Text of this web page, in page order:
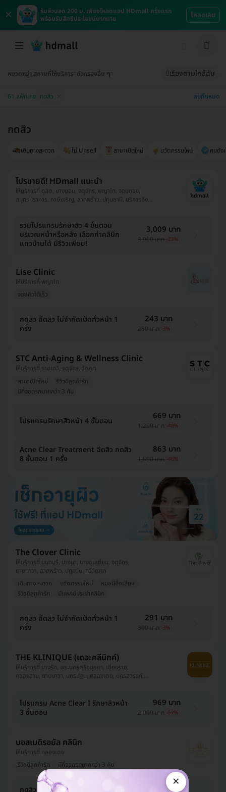
×
รับส่วนลด 200 บ. เพียงโหลดแอป HDmall ครั้งแรก
พร้อมรับสิทธิประโยชน์มากมาย
โหลดเลย
หมวดหมู่ สถานที่ให้บริการ ตัวกรองอื่น ๆ เรียงตามใกล้ฉัน
61 แพ็กเกจ กดสิว ลบทั้งหมด
เดินทางสะดวก ไม่ Upsell สาขาเปิดใหม่ นวัตกรรมใหม่ คนดัง
กดสิว
โปรขายดี! HDmall แนะนำ
ให้บริการที่ ดุสิต, บางบอน, จตุจักร, พญาไท, จอมทอง,
สมุทรปราการ, ภาษีเจริญ, ลาดพร้าว, ปทุมธานี, บริการถึง
บางรัก
รวมโปรแกรมรักษาสิว 4 ขั้นตอน
บริเวณหน้าหรือหลัง เลือกทำคลินิก
แถวบ้านได้ มีรีวิวเพียบ!
3,009 บาท
3,900 บาท -23%
Lise Clinic
ให้บริการที่ พญาไท
จองคิวได้เร็ว
กดสิว ฉีดสิว ไม่จำกัดเม็ดทั่วหน้า 1
ครั้ง
243 บาท
250 บาท -3%
STC Anti-Aging & Wellness Clinic
ให้บริการที่ ราชเทวี, จตุจักร, วัฒนา
สาขาเปิดใหม่
รีวิวดีลูกค้ารัก
มีที่จอดรถมากกว่า 3 คัน
โปรแกรมรักษาสิวหน้า 4 ขั้นตอน 669 บาท
1,290 บาท -48%
Acne Clear Treatment ฉีดสิว กดสิว
8 ขั้นตอน 1 ครั้ง
863 บาท
1,590 บาท -46%
The Clover Clinic
ให้บริการที่ นนทบุรี, บางนา, บางขุนเทียน, จตุจักร,
ยานนาวา, ลาดพร้าว, ปทุมวัน, ทวีวัฒนา
เดินทางสะดวก
นวัตกรรมใหม่
หมอมีชื่อเสียง
รีวิวดีลูกค้ารัก
มีแพทย์ประจำคลินิก
กดสิว ฉีดสิว ไม่จำกัดเม็ดทั่วหน้า 1
ครั้ง
291 บาท
300 บาท -3%
THE KLINIQUE (เดอะคลีนิกค์)
ให้บริการที่ บางรัก, พระนครศรีอยุธยา, เชียงราย,
คลองสาน, ยานนาวา, นครปฐม, คลองเตย, นครสวรรค์,
บางนา, ปทุมธานี, นนทบุรี, นครราชสีมา, ห้วยขวาง,
ประเวศ, บางกะปิ, สงขลา, ขอนแก่น, บางกอกน้อย,
โปรแกรม Acne Clear I รักษาสิวหน้า
3 ขั้นตอน
969 บาท
2,000 บาท -52%
บอสเมดิรอยัล คลินิก
ให้บริการที่ คลองเตย
รีวิวดีลูกค้ารัก
มีที่จอดรถมากกว่า 3 คัน
290 บาท×